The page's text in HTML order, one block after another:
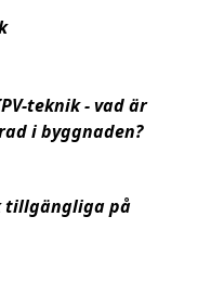
teknik - vad är
i byggnaden?
tillgängliga på